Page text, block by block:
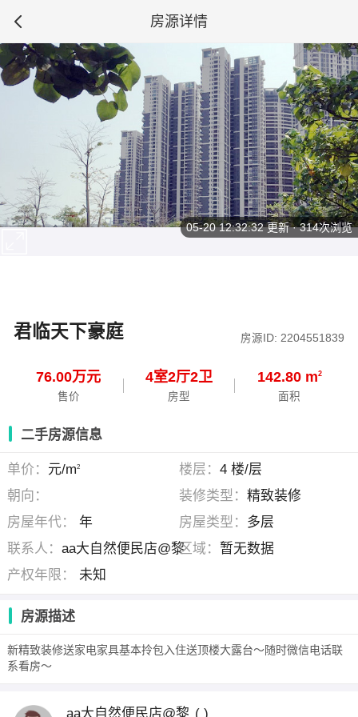
房源详情
君临天下豪庭 房源ID: 2204551839
76.00万元
售价
4室2厅2卫
房型
142.80 m2
面积
05-20 12:32:32更新 · 314次浏览
二手房源信息
单价： 元/m2 楼层： 4 楼/层
朝向：
装修类型： 精致装修
房屋年代：
年 房屋类型： 多层
联系人：aa大自然便民店@黎区域： 暂无数据
产权年限：
未知
房源描述
新精致装修送家电家具基本拎包入住送顶楼大露台～随时微信电话联
系看房～
aa大自然便民店@黎 ( )